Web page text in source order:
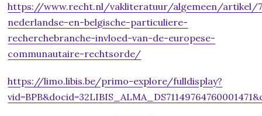
https://www.recht.nl/vakliteratuur/algemeen/artikel/
nederlandse-en-belgische-particuliere-
recherchebranche-invloed-van-de-europese-
communautaire-rechtsorde/
https://limo.libis.be/primo-explore/fulldisplay?